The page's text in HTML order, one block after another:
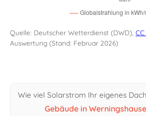
Quelle: Deutscher Wetterdienst (DWD),
Auswertung (Stand: Februar 2026)
Wie viel Solarstrom Ihr eigenes
Gebäude in